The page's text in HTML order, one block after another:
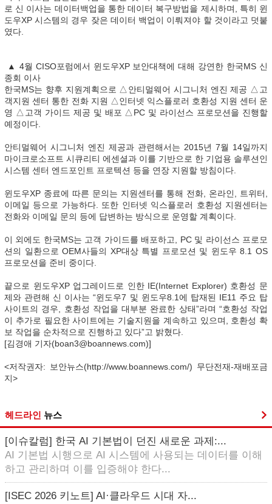
로 신 이사는 데이터백업을 통한 데이터 복구방법을 제시하며, 특히 윈
도우XP 시스템의 경우 잦은 데이터 백업이 이뤄져야 할 것이라고 덧붙
였다.
▲ 4월 CISO포럼에서 윈도우XP 보안대책에 대해 강연한 한국MS 신
종회 이사
한국MS는 향후 지원계획으로 △안티멀웨어 시그니처 엔진 제공 △고
객지원 센터 통한 전화 지원 △인터넷 익스플로러 호환성 지원 센터 운
영 △고객 가이드 제공 및 배포 △PC 및 라이선스 프로모션을 진행할
예정이다.
안티멀웨어 시그니처 엔진 제공과 관련해서는 2015년 7월 14일까지
마이크로소프트 시큐리티 에센셜과 이를 기반으로 한 기업용 솔루션인
시스템 센터 엔드포인트 프로텍션 등을 연장 지원할 방침이다.
윈도우XP 종료에 따른 문의는 지원센터를 통해 전화, 온라인, 트위터,
이메일 등으로 가능하다. 또한 인터넷 익스플로러 호환성 지원센터는
전화와 이메일 문의 등에 답변하는 방식으로 운영할 계획이다.
이 외에도 한국MS는 고객 가이드를 배포하고, PC 및 라이선스 프로모
션의 일환으로 OEM사들의 XP대상 특별 프로모션 및 윈도우 8.1 OS
프로모션을 준비 중이다.
끝으로 윈도우XP 업그레이드로 인한 IE(Internet Explorer) 호환성 문
제와 관련해 신 이사는 “윈도우7 및 윈도우8.1에 탑재된 IE11 주요 탑
사이트의 경우, 호환성 작업을 대부분 완료한 상태”라며 “호환성 작업
이 추가로 필요한 사이트에는 기술지원을 계속하고 있으며, 호환성 확
보 작업을 순차적으로 진행하고 있다”고 밝혔다.
[김경애 기자(boan3@boannews.com)]
<저작권자: 보안뉴스(http://www.boannews.com/) 무단전재-재배포금
지>
헤드라인 뉴스
[이슈칼럼] 한국 AI 기본법이 던진 새로운 과제:...
AI 기본법 시행으로 AI 시스템에 사용되는 데이터를 이해
하고 관리하며 이를 입증해야 한다...
[ISEC 2026 키노트] AI·클라우드 시대 자...